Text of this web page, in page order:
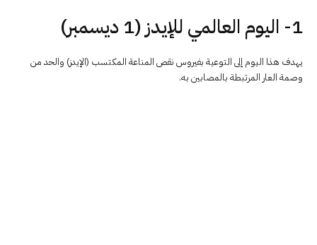
1- اليوم العالمي للإيدز (1 ديسمبر)
يهدف هذا اليوم إلى التوعية بفيروس نقص المناعة المكتسب (الإيدز) والحد من
وصمة العار المرتبطة بالمصابين به.